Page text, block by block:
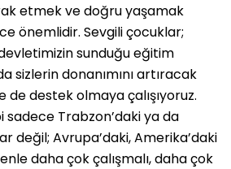
etmek ve doğru yaşamak
önemlidir. Sevgili çocuklar;
sunduğu eğitim
sizlerin donanımını artıracak
destek olmaya çalışıyoruz.
sadece Trabzon’daki ya da
değil; Avrupa’daki, Amerika’daki
daha çok çalışmalı, daha çok